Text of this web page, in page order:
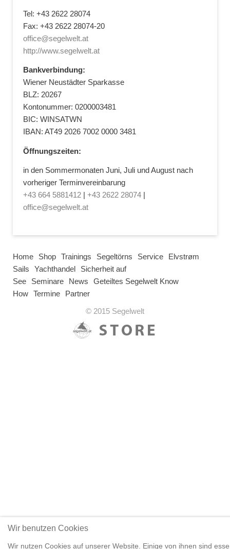
Tel: +43 2622 28074
Fax: +43 2622 28074-20
office@segelwelt.at
http://www.segelwelt.at
Bankverbindung:
Wiener Neustädter Sparkasse
BLZ: 20267
Kontonummer: 0200003481
BIC: WINSATWN
IBAN: AT49 2026 7002 0000 3481
Öffnungszeiten:
in den Sommermonaten Juni, Juli und August nach
vorheriger Terminvereinbarung
+43 664 5881412 | +43 2622 28074 |
office@segelwelt.at
Home Shop Trainings Segeltörns Service
Elvstrøm
Sails
Yachthandel
Sicherheit auf
See
Seminare News
Geteiltes Segelwelt Know
How Termine
Partner
© 2015 Segelwelt
Wir benutzen Cookies
Wir nutzen Cookies auf unserer Website. Einige von ihnen sind